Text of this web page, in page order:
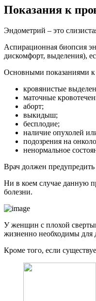
Показания к
Эндометрий – это
Аспирационная биопсия
дискомфорт, выделения),
Основными показаниями к
кровянистые
маточные
аборт;
выкидыш;
бесплодие;
наличие опухолей
подозрения на
ненормальное
Врач должен
Ни в коем случае данную
болезни.
У женщин с плохой
жизненно необходимы для
Кроме того, если